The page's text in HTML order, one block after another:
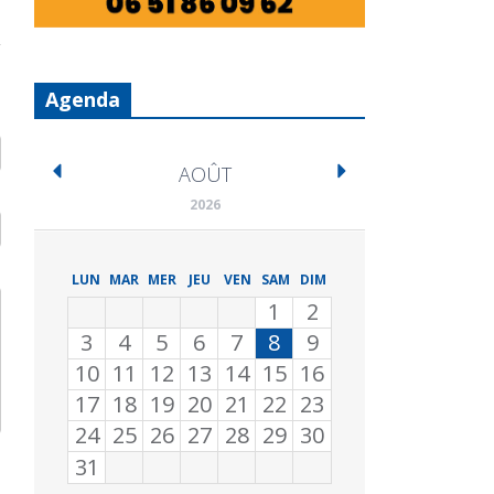
Agenda
AOÛT
2026
LUN MAR MER JEU VEN SAM DIM
1
2
3
4 5 6 7 8
9
10 11 12 13 14 15 16
17 18 19 20 21 22 23
24 25 26 27 28 29 30
31